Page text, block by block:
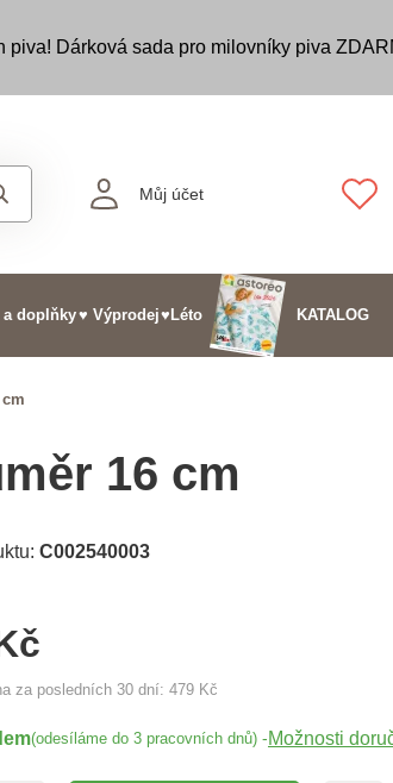
piva! Dárková sada pro milovníky piva
Můj účet
a doplňky♥ Výprodej♥Léto KATALOG
16 cm
C002540003
za posledních 30 dní: 479 Kč
(odesíláme do 3 pracovních dnů) -Možnosti